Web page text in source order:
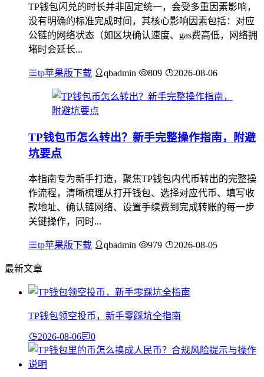
TP钱包闪兑的时长并非固定统一，会受多重因素影响，
没有明确的标准完成时间，其核心影响因素包括：对应
公链的网络状态（如区块确认速度、gas费高低，网络拥
堵时会延长...
tp苹果版下载 qbadmin 809 2026-08-06
TP钱包币怎么转出？新手完整操作指南，附避
坑要点
本指南专为新手打造，聚焦TP钱包内代币转出的完整操
作流程，清晰梳理从打开钱包、选择对应代币、填写收
款地址、确认链网络、设置手续费到完成转账的每一步
关键操作，同时...
tp苹果版下载 qbadmin 979 2026-08-05
最新文章
TP钱包领空投币，新手零踩坑全指南
2026-08-06 0